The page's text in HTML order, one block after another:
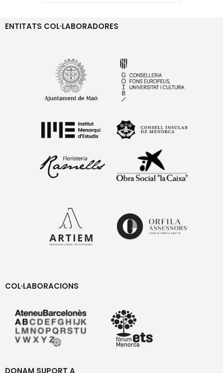
ENTITATS COL·LABORADORES
COL·LABORACIONS
DONAM SUPORT A